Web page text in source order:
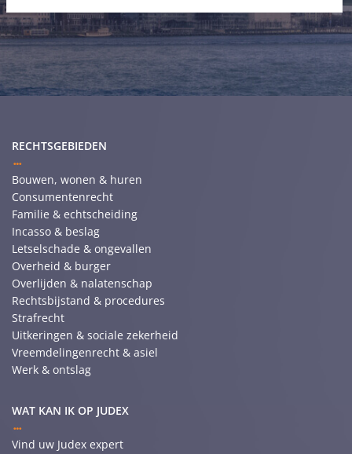
RECHTSGEBIEDEN
Bouwen, wonen & huren
Consumentenrecht
Familie & echtscheiding
Incasso & beslag
Letselschade & ongevallen
Overheid & burger
Overlijden & nalatenschap
Rechtsbijstand & procedures
Strafrecht
Uitkeringen & sociale zekerheid
Vreemdelingenrecht & asiel
Werk & ontslag
WAT KAN IK OP JUDEX
Vind uw Judex expert